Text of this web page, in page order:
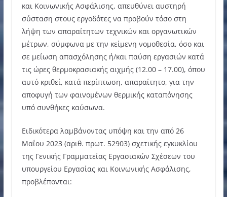
και Κοινωνικής Ασφάλισης, απευθύνει αυστηρή
σύσταση στους εργοδότες να προβούν τόσο στη
λήψη των απαραίτητων τεχνικών και οργανωτικών
μέτρων, σύμφωνα με την κείμενη νομοθεσία, όσο και
σε μείωση απασχόλησης ή/και παύση εργασιών κατά
τις ώρες θερμοκρασιακής αιχμής (12.00 – 17.00), όπου
αυτό κριθεί, κατά περίπτωση, απαραίτητο, για την
αποφυγή των φαινομένων θερμικής καταπόνησης
υπό συνθήκες καύσωνα.
Ειδικότερα λαμβάνοντας υπόψη και την από 26
Μαΐου 2023 (αριθ. πρωτ. 52903) σχετικής εγκυκλίου
της Γενικής Γραμματείας Εργασιακών Σχέσεων του
υπουργείου Εργασίας και Κοινωνικής Ασφάλισης,
προβλέπονται: